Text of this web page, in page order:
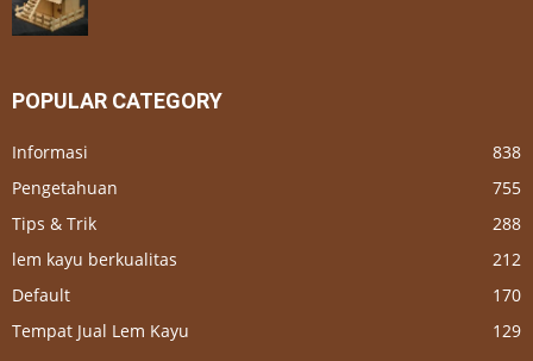
POPULAR CATEGORY
Informasi
838
Pengetahuan
755
Tips & Trik
288
lem kayu berkualitas
212
Default
170
Tempat Jual Lem Kayu
129